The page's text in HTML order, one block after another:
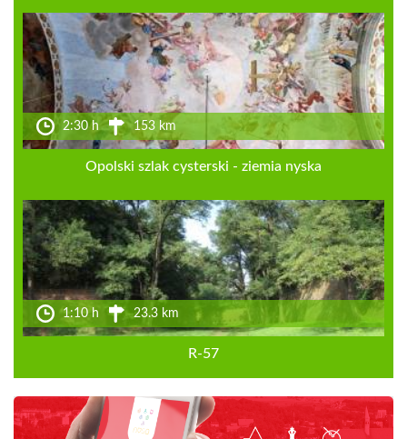
2:30 h 153 km
Opolski szlak cysterski - ziemia nyska
1:10 h 23.3 km
R-57